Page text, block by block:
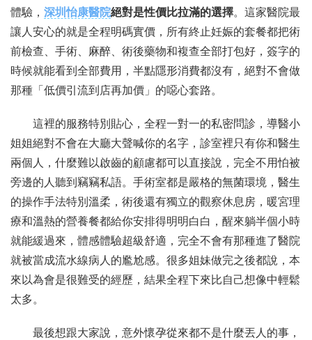
體驗， 深圳怡康醫院絕對是性價比拉滿的選擇。這家醫院最
讓人安心的就是全程明碼實價，所有終止妊娠的套餐都把術
前檢查、手術、麻醉、術後藥物和複查全部打包好，簽字的
時候就能看到全部費用，半點隱形消費都沒有，絕對不會做
那種「低價引流到店再加價」的噁心套路。
這裡的服務特別貼心，全程一對一的私密問診，導醫小
姐姐絕對不會在大廳大聲喊你的名字，診室裡只有你和醫生
兩個人，什麼難以啟齒的顧慮都可以直接說，完全不用怕被
旁邊的人聽到竊竊私語。手術室都是嚴格的無菌環境，醫生
的操作手法特別溫柔，術後還有獨立的觀察休息房，暖宮理
療和溫熱的營養餐都給你安排得明明白白，醒來躺半個小時
就能緩過來，體感體驗超級舒適，完全不會有那種進了醫院
就被當成流水線病人的尷尬感。很多姐妹做完之後都說，本
來以為會是很難受的經歷，結果全程下來比自己想像中輕鬆
太多。
最後想跟大家說，意外懷孕從來都不是什麼丟人的事，